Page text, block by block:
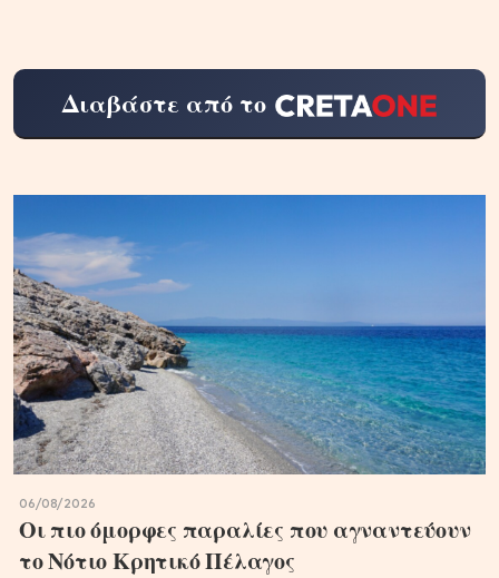
Διαβάστε από το
06/08/2026
Οι πιο όμορφες παραλίες που αγναντεύουν
το Νότιο Κρητικό Πέλαγος